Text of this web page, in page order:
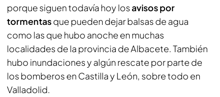
porque siguen todavía hoy losavisos por
tormentasque pueden dejar balsas de agua
como las que hubo anoche en muchas
localidades de la provincia de Albacete. También
hubo inundaciones y algún rescate por parte de
los bomberos en Castilla y León, sobre todo en
Valladolid.